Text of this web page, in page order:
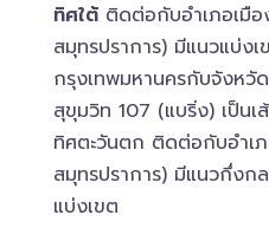
ทิศใต้ ติดต่อกับอำเภอเมื
สมุทรปราการ) มีแนวแบ่ง
กรุงเทพมหานครกับจังหวั
สุขุมวิท 107 (แบริ่ง) เป็นเ
ทิศตะวันตก ติดต่อกับอำเ
สมุทรปราการ) มีแนวกึ่งกล
แบ่งเขต